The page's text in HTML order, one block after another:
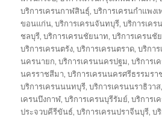
บริการเครนกาฬสินธุ์,บริการเครนกำแพงเ
ขอนแก่น,บริการเครนจันทบุรี,บริการเคร
ชลบุรี,บริการเครนชัยนาท,บริการเครนชั
บริการเครนตรัง,บริการเครนตราด,บริกา
นครนายก,บริการเครนนครปฐม,บริการเ
นครราชสีมา,บริการเครนนครศรีธรรมรา
บริการเครนนนทบุรี,บริการเครนนราธิวาส
เครนบึงกาฬ,บริการเครนบุรีรัมย์,บริการเ
ประจวบคีรีขันธ์,บริการเครนปราจีนบุรี,บ